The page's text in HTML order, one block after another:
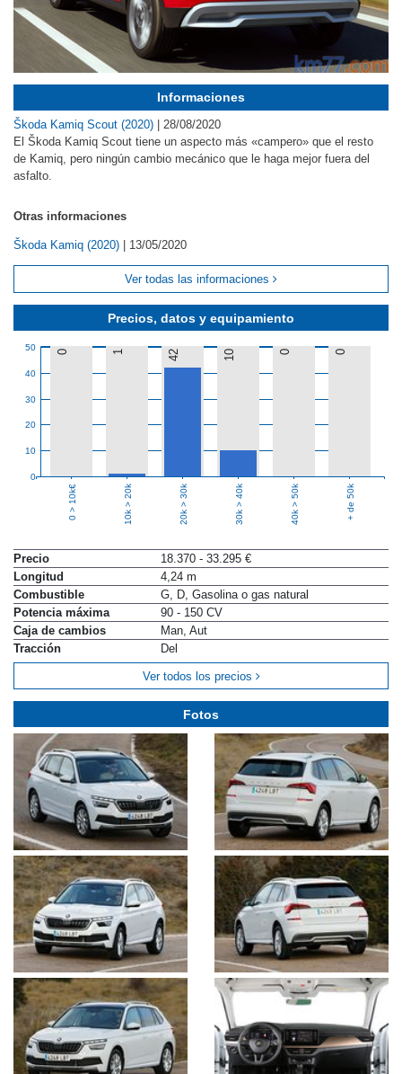
Precios, datos y equipamiento
0
10
20
30
40
50 0 1 42 10 0 0
0 > 10k€ 10k > 20k 20k > 30k 30k > 40k 40k > 50k + de 50k
Precio
18.370 - 33.295 €
Longitud
4,24 m
Combustible
G, D, Gasolina o gas natural
Potencia máxima
90 - 150 CV
Caja de cambios
Man, Aut
Tracción
Del
Ver todos los precios
Informaciones
Škoda Kamiq Scout (2020)
28/08/2020
El Škoda Kamiq Scout tiene un aspecto más «campero» que el resto
de Kamiq, pero ningún cambio mecánico que le haga mejor fuera del
asfalto.
Otras informaciones
Škoda Kamiq (2020) 13/05/2020
Ver todas las informaciones
Fotos